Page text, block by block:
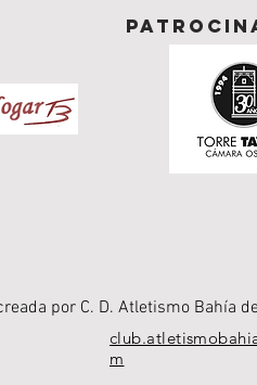
División
por C. D. Atletismo Bahía
m